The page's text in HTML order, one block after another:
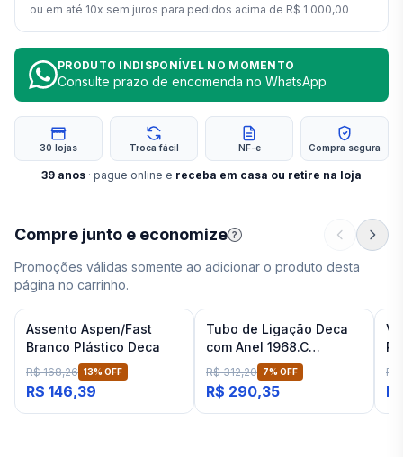
Compre junto e economize ?
Promoções válidas somente ao adicionar o produto desta
página no carrinho.
Assento Aspen/Fast
Branco Plástico Deca
R$ 168,26 13% OFF
R$ 146,39
Tubo de Ligação Deca
com Anel 1968.C
Cromado
R$ 312,20 7% OFF
R$ 290,35
R$
ou em até 10x sem juros para pedidos acima de R$ 1.000,00
PRODUTO INDISPONÍVEL NO MOMENTO
Consulte prazo de encomenda no WhatsApp
30 lojas Troca fácil NF-e Compra segura
39 anos · pague online e receba em casa ou retire na loja